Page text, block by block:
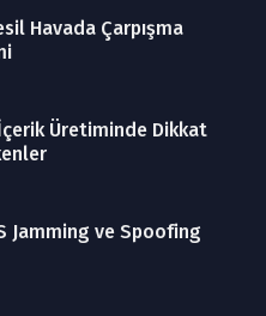
Havada Çarpışma
Üretiminde Dikkat
Jamming ve Spoofing